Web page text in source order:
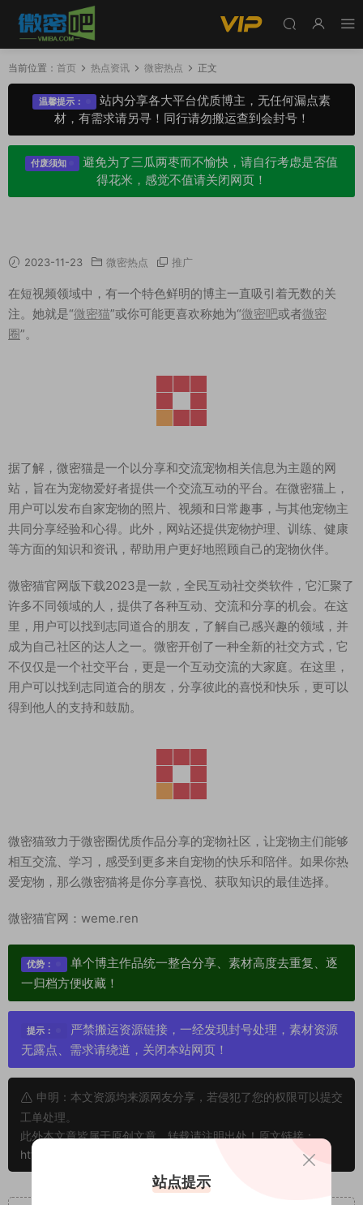
当前位置： 首页 热点资讯 微密热点 正文
温馨提示：
站内分享各大平台优质博主，无任何漏点素
材，有需求请另寻！同行请勿搬运查到会封号！
付废须知
避免为了三瓜两枣而不愉快，请自行考虑是否值
得花米，感觉不值请关闭网页！
2023-11-23 微密热点 推广
在短视频领域中，有一个特色鲜明的博主一直吸引着无数的关
注。她就是“微密猫”或你可能更喜欢称她为“微密吧或者微密
圈”。
据了解，微密猫是一个以分享和交流宠物相关信息为主题的网
站，旨在为宠物爱好者提供一个交流互动的平台。在微密猫上，
用户可以发布自家宠物的照片、视频和日常趣事，与其他宠物主
共同分享经验和心得。此外，网站还提供宠物护理、训练、健康
等方面的知识和资讯，帮助用户更好地照顾自己的宠物伙伴。
微密猫官网版下载2023是一款，全民互动社交类软件，它汇聚了
许多不同领域的人，提供了各种互动、交流和分享的机会。在这
里，用户可以找到志同道合的朋友，了解自己感兴趣的领域，并
成为自己社区的达人之一。微密开创了一种全新的社交方式，它
不仅仅是一个社交平台，更是一个互动交流的大家庭。在这里，
用户可以找到志同道合的朋友，分享彼此的喜悦和快乐，更可以
得到他人的支持和鼓励。
微密猫致力于微密圈优质作品分享的宠物社区，让宠物主们能够
相互交流、学习，感受到更多来自宠物的快乐和陪伴。如果你热
爱宠物，那么微密猫将是你分享喜悦、获取知识的最佳选择。
微密猫官网：weme.ren
优势：
单个博主作品统一整合分享、素材高度去重复、逐
一归档方便收藏！
提示：
严禁搬运资源链接，一经发现封号处理，素材资源
无露点、需求请绕道，关闭本站网页！
申明：本文资源均来源网友分享，若侵犯了您的权限可以提交
工单处理。
此外本文章皆属于原创文章，转载请注明出处！原文链接：
https://www.vmiba.top/5329.html
重要声明
站点提示